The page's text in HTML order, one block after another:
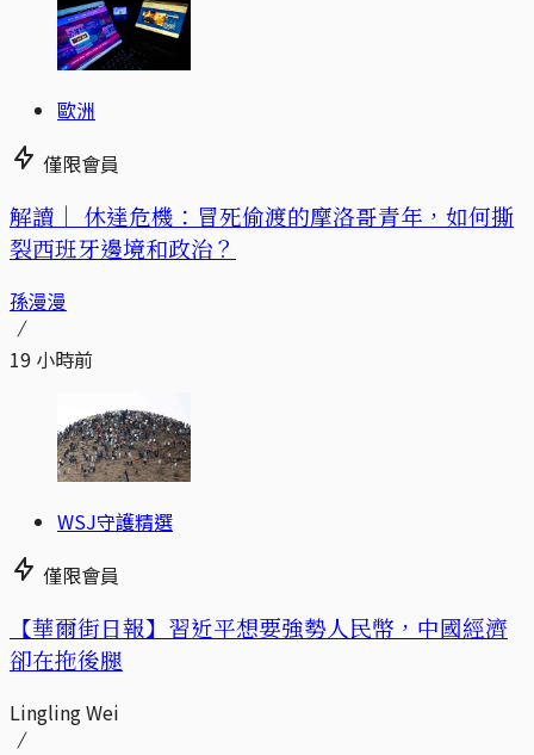
歐洲
僅限會員
解讀｜ 休達危機：冒死偷渡的摩洛哥青年，如何撕
裂西班牙邊境和政治？
孫漫漫
19 小時前
WSJ守護精選
僅限會員
【華爾街日報】習近平想要強勢人民幣，中國經濟
卻在拖後腿
Lingling Wei